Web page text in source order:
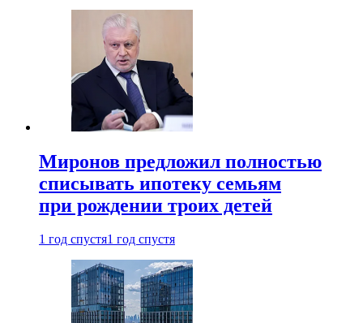
Миронов предложил полностью
списывать ипотеку семьям
при рождении троих детей
1 год спустя1 год спустя